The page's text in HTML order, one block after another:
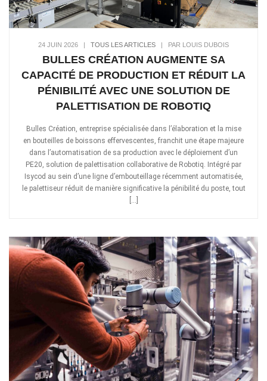
24 JUIN 2026 | TOUS LES ARTICLES | PAR LOUIS DUBOIS
BULLES CRÉATION AUGMENTE SA
CAPACITÉ DE PRODUCTION ET RÉDUIT LA
PÉNIBILITÉ AVEC UNE SOLUTION DE
PALETTISATION DE ROBOTIQ
Bulles Création, entreprise spécialisée dans l’élaboration et la mise
en bouteilles de boissons effervescentes, franchit une étape majeure
dans l’automatisation de sa production avec le déploiement d’un
PE20, solution de palettisation collaborative de Robotiq. Intégré par
Isycod au sein d’une ligne d’embouteillage récemment automatisée,
le palettiseur réduit de manière significative la pénibilité du poste, tout
[…]